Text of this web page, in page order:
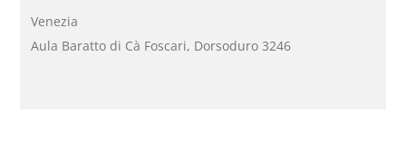
Venezia
Aula Baratto di Cà Foscari, Dorsoduro 3246